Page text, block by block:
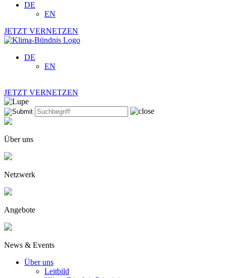
DE
EN
JETZT VERNETZEN
DE
EN
JETZT VERNETZEN
Über uns
Netzwerk
Angebote
News & Events
Über uns
Leitbild